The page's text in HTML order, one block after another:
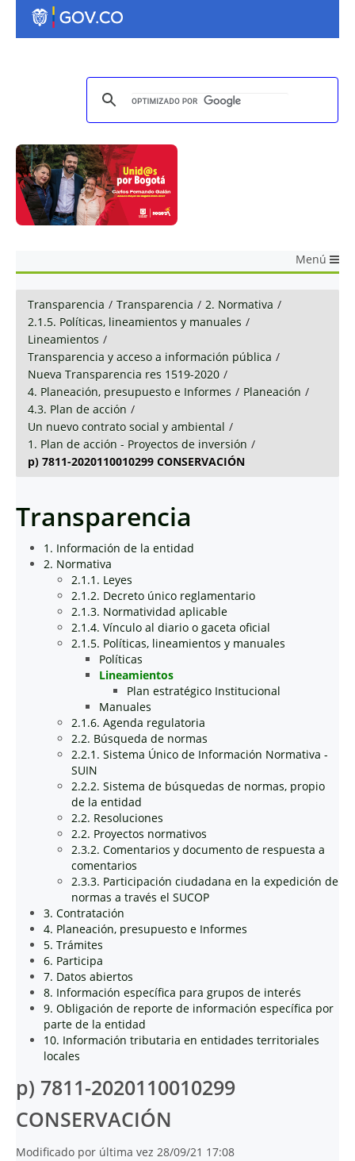
Menú
Transparencia / Transparencia / 2. Normativa /
2.1.5. Políticas, lineamientos y manuales /
Lineamientos /
Transparencia y acceso a información pública /
Nueva Transparencia res 1519-2020 /
4. Planeación, presupuesto e Informes / Planeación /
4.3. Plan de acción /
Un nuevo contrato social y ambiental /
1. Plan de acción - Proyectos de inversión /
p) 7811-2020110010299 CONSERVACIÓN
Transparencia
1. Información de la entidad
2. Normativa
2.1.1. Leyes
2.1.2. Decreto único reglamentario
2.1.3. Normatividad aplicable
2.1.4. Vínculo al diario o gaceta oficial
2.1.5. Políticas, lineamientos y manuales
Políticas
Lineamientos
Plan estratégico Institucional
Manuales
2.1.6. Agenda regulatoria
2.2. Búsqueda de normas
2.2.1. Sistema Único de Información Normativa -
SUIN
2.2.2. Sistema de búsquedas de normas, propio
de la entidad
2.2. Resoluciones
2.2. Proyectos normativos
2.3.2. Comentarios y documento de respuesta a
comentarios
2.3.3. Participación ciudadana en la expedición de
normas a través el SUCOP
3. Contratación
4. Planeación, presupuesto e Informes
5. Trámites
6. Participa
7. Datos abiertos
8. Información específica para grupos de interés
9. Obligación de reporte de información específica por
parte de la entidad
10. Información tributaria en entidades territoriales
locales
p) 7811-2020110010299
CONSERVACIÓN
Modificado por última vez 28/09/21 17:08